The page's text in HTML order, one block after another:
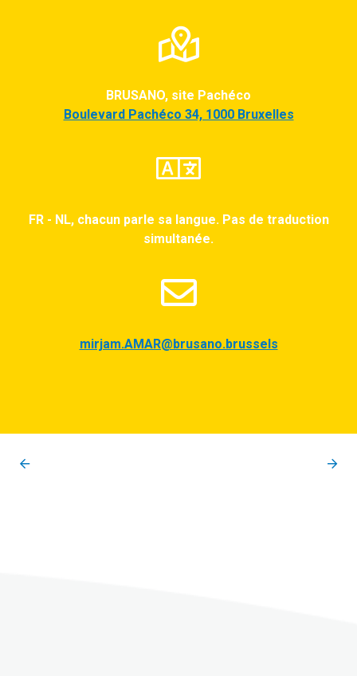
BRUSANO, site Pachéco
Boulevard Pachéco 34, 1000 Bruxelles
FR - NL, chacun parle sa langue. Pas de traduction
simultanée.
mirjam.AMAR@brusano.brussels